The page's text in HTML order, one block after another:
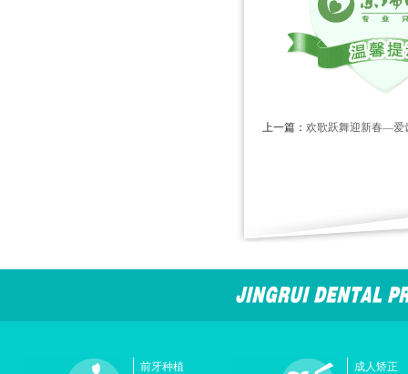
上一篇： 欢歌跃舞迎新春—爱
前牙种植
成人矫正